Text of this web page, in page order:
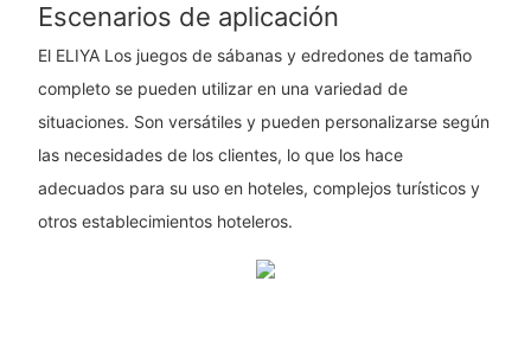
Escenarios de aplicación
El ELIYA Los juegos de sábanas y edredones de tamaño
completo se pueden utilizar en una variedad de
situaciones. Son versátiles y pueden personalizarse según
las necesidades de los clientes, lo que los hace
adecuados para su uso en hoteles, complejos turísticos y
otros establecimientos hoteleros.